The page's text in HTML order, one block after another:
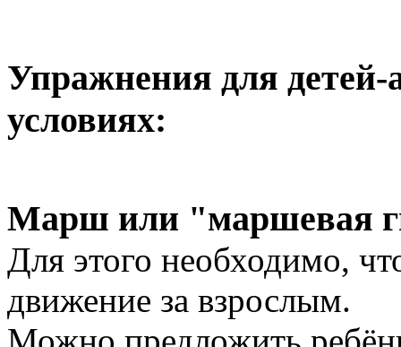
Упражнения для
условиях:
Марш или "маршевая
Для этого необходимо,
движение за взрослым.